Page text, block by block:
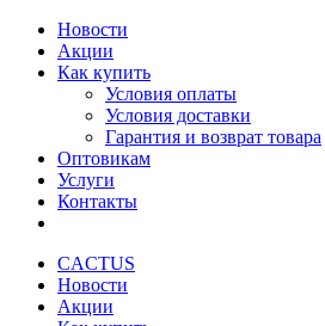
Новости
Акции
Как купить
Условия оплаты
Условия доставки
Гарантия и возврат товара
Оптовикам
Услуги
Контакты
CACTUS
Новости
Акции